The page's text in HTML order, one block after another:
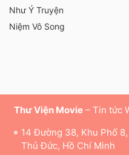
Như Ý Truyện
Niệm Vô Song
Thư Viện Movie– Tin tức
14 Đường 38, Khu Phố
Thủ Đức, Hồ Chí Minh